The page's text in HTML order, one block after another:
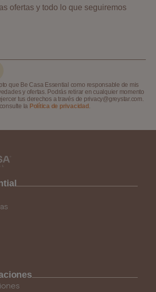
ofertas y todo lo que seguiremos
que Be Casa Essential como responsable de mis
y ofertas. Podrás retirar en cualquier momento
tus derechos a través de privacy@greystar.com.
la Política de privacidad .